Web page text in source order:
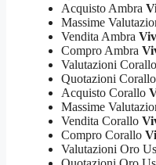
Acquisto Ambra
Massime
Vendita Ambra
Compro Ambra
Valutazioni Corallo
Quotazioni Corallo
Acquisto Corallo
Massime
Vendita Corallo
Compro Corallo
Valutazioni Oro